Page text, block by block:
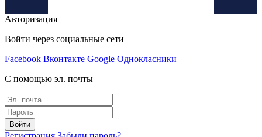
Авторизация
Войти через социальные сети
Facebook Вконтакте Google Однокласники
С помощью эл. почты
Войти